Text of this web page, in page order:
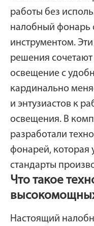
работы без
налобный фонарь
инструментом.
решения
освещение с
кардинально
и энтузиастов к
освещения. В
разработали
фонарей, которая
стандарты
Что такое
Настоящий